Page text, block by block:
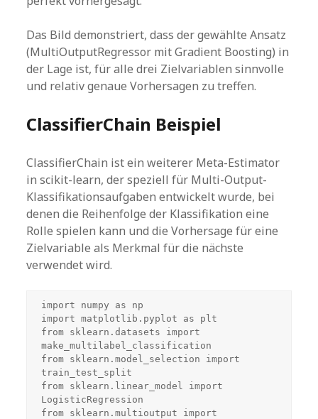
Das Bild demonstriert, dass der gewählte Ansatz
(MultiOutputRegressor mit Gradient Boosting) in
der Lage ist, für alle drei Zielvariablen sinnvolle
und relativ genaue Vorhersagen zu treffen.
ClassifierChain Beispiel
ClassifierChain ist ein weiterer Meta-Estimator
in scikit-learn, der speziell für Multi-Output-
Klassifikationsaufgaben entwickelt wurde, bei
denen die Reihenfolge der Klassifikation eine
Rolle spielen kann und die Vorhersage für eine
Zielvariable als Merkmal für die nächste
verwendet wird.
import numpy as np
import matplotlib.pyplot as plt
from sklearn.datasets import
make_multilabel_classification
from sklearn.model_selection import
train_test_split
from sklearn.linear_model import
LogisticRegression
from sklearn.multioutput import